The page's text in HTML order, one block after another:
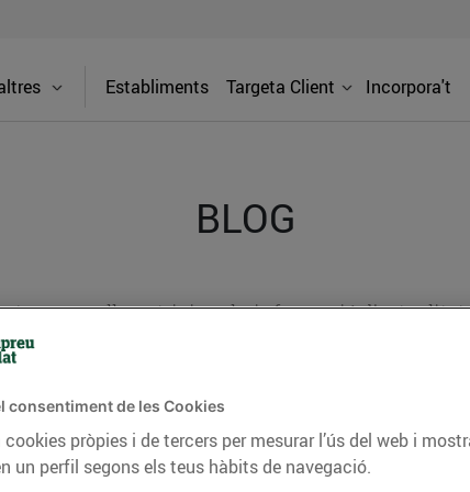
Establiments Targeta Client Incorpora't
BLOG
consells nutricionals, informació
CONSELLS I HÀBITS SALUDABLES ENERGIA
consentiment de les Cookies
pròpies i de tercers per mesurar l’ús del web i
un perfil segons els teus hàbits de navegació.